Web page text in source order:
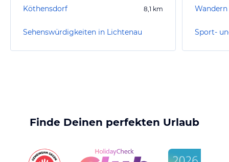
Köthensdorf 8,1 km
Sehenswürdigkeiten in Lichtenau
Finde Deinen perfekten Urlaub